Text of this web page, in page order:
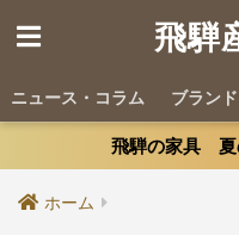
飛騨
ニュース・コラム ブラン
飛騨の家具 夏
ホーム